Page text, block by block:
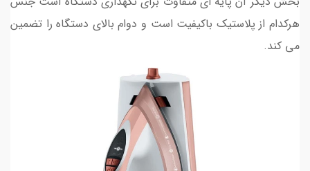
هرکدام از پلاستیک باکیفیت است و دوام بالای دستگاه را تضمین
می کند.